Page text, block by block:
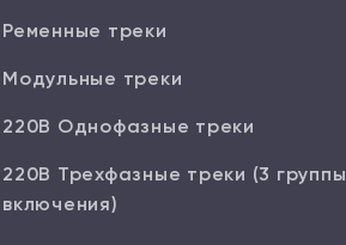
Ременные треки
Модульные треки
220В Однофазные треки
220В Трехфазные треки (3 группы
включения)